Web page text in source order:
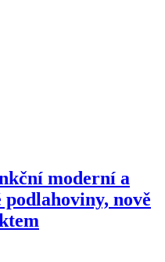
moderní a
nově